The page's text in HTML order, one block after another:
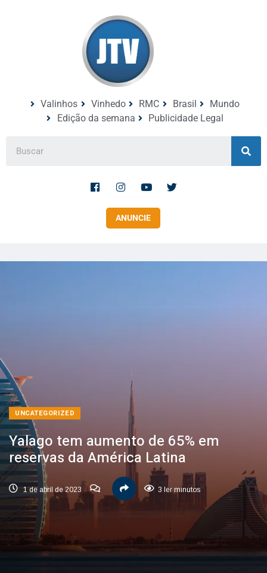
Valinhos Vinhedo RMC Brasil
Mundo
Edição da semana
Publicidade Legal
ANUNCIE
UNCATEGORIZED
Yalago tem aumento de 65% em
reservas da América Latina
1 de abril de 2023 3 ler minutos